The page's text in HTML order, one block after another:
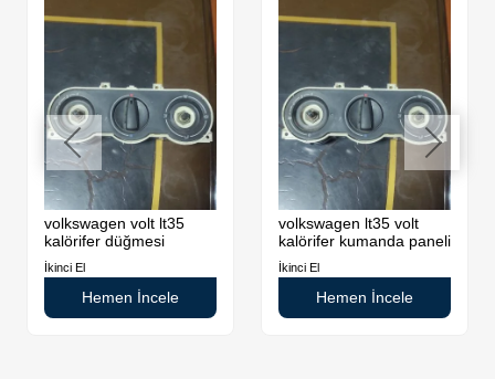
volkswagen volt lt35
kalörifer düğmesi
İkinci El
Hemen İncele
volkswagen lt35 volt
kalörifer kumanda paneli
İkinci El
Hemen İncele